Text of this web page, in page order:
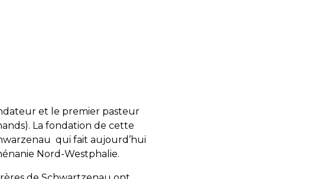
et le premier pasteur
La fondation de cette
qui fait aujourd’hui
Nord-Westphalie.